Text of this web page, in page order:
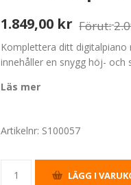
1.849,00 kr Förut:
Komplettera ditt digitalpiano
innehåller en snygg höj- och
Läs mer
Artikelnr: S100057